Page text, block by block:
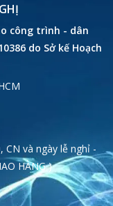
công trình - dân
do Sở kế Hoạch
CN và ngày lễ nghỉ -
HÀNG )